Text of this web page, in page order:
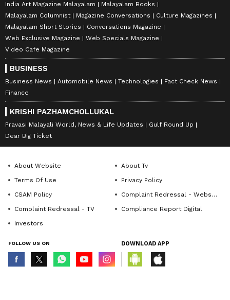
India Art Magazine Malayalam
Malayalam Books
Malayalam Columnist
Magazine Conversations
Culture Magazines
Malayalam Short Stories
Conversations Magazine
Web Exclusive Magazine
Web Specials Magazine
Video Cafe Magazine
BUSINESS
Business News Automobile News Technologies
Fact Check News
Finance
KRISHI PAZHAMCHOLLUKAL
Pravasi Malayali World, News & Life Updates
Gulf Round Up
Dear Big Ticket
About Website
About Tv
Terms Of Use
Privacy Policy
CSAM Policy
Complaint Redressal - Website
Complaint Redressal - TV
Compliance Report Digital
Investors
FOLLOW US ON DOWNLOAD APP